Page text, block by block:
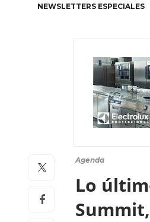
NEWSLETTERS ESPECIALES
Agenda
Lo